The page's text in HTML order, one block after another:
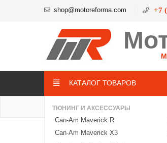
shop@motoreforma.com +7
КАТАЛОГ ТОВАРОВ
ТЮНИНГ И АКСЕССУАРЫ
Can-Am Maverick R
Can-Am Maverick X3